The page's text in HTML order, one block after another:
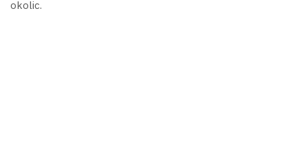
okolic.